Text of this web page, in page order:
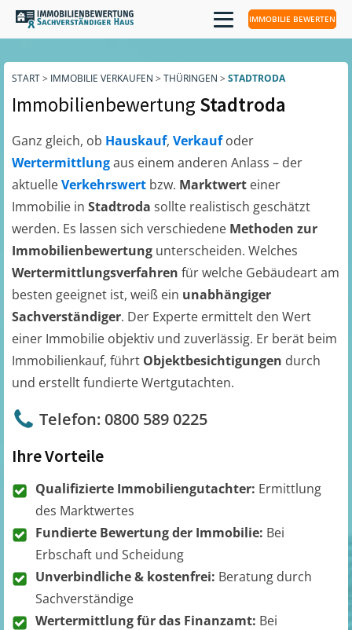
IMMOBILIE BEWERTEN
START> IMMOBILIE VERKAUFEN > THÜRINGEN > STADTRODA
ImmobilienbewertungStadtroda
Ganz gleich, ob Hauskauf, Verkaufoder
Wertermittlungaus einem anderen Anlass – der
aktuelleVerkehrswert bzw. Marktwert einer
Immobilie in Stadtroda sollte realistisch geschätzt
werden. Es lassen sich verschiedene Methoden zur
Immobilienbewertung unterscheiden. Welches
Wertermittlungsverfahren für welche Gebäudeart am
besten geeignet ist, weiß ein unabhängiger
Sachverständiger. Der Experte ermittelt den Wert
einer Immobilie objektiv und zuverlässig. Er berät beim
Immobilienkauf, führt Objektbesichtigungen durch
und erstellt fundierte Wertgutachten.
Telefon: 0800 589 0225
Ihre Vorteile
Qualifizierte Immobiliengutachter: Ermittlung
des Marktwertes
Fundierte Bewertung der Immobilie: Bei
Erbschaft und Scheidung
Unverbindliche & kostenfrei: Beratung durch
Sachverständige
Wertermittlung für das Finanzamt: Bei